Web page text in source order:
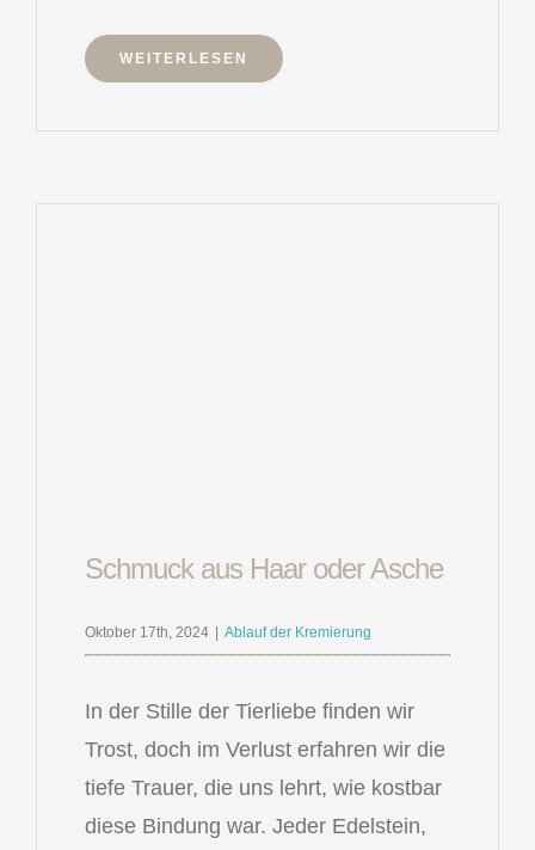
WEITERLESEN
Schmuck aus Haar oder Asche
Oktober 17th, 2024 Ablauf der Kremierung
In der Stille der Tierliebe finden wir
Trost, doch im Verlust erfahren wir die
tiefe Trauer, die uns lehrt, wie kostbar
diese Bindung war. Jeder Edelstein,